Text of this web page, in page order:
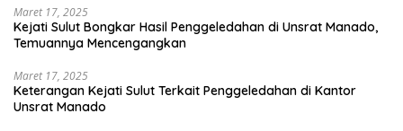
Maret 17, 2025
Kejati Sulut Bongkar Hasil Penggeledahan di Unsrat Manado,
Temuannya Mencengangkan
Maret 17, 2025
Keterangan Kejati Sulut Terkait Penggeledahan di Kantor
Unsrat Manado